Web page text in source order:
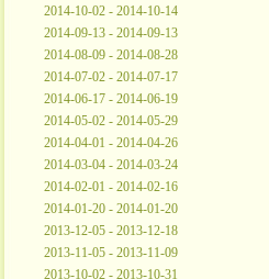
2014-10-02 - 2014-10-14
2014-09-13 - 2014-09-13
2014-08-09 - 2014-08-28
2014-07-02 - 2014-07-17
2014-06-17 - 2014-06-19
2014-05-02 - 2014-05-29
2014-04-01 - 2014-04-26
2014-03-04 - 2014-03-24
2014-02-01 - 2014-02-16
2014-01-20 - 2014-01-20
2013-12-05 - 2013-12-18
2013-11-05 - 2013-11-09
2013-10-02 - 2013-10-31